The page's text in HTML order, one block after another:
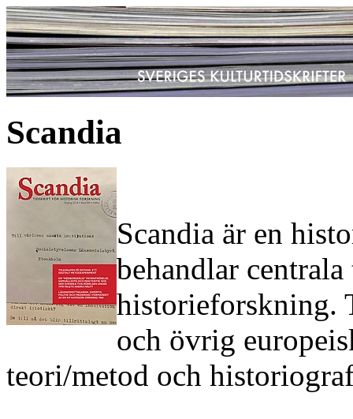
Scandia
Scandia är en
behandlar
historieforskning.
och övrig
teori/metod och